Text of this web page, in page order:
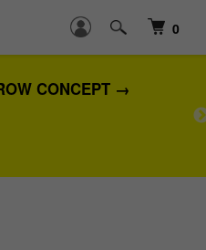
0
CONCEPT →